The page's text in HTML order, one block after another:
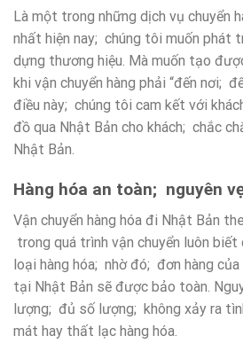
Là một trong những dịch vụ chuyển
nhất hiện nay; chúng tôi muốn phát
dựng thương hiệu. Mà muốn tạo
khi vận chuyển hàng phải “đến nơi;
điều này; chúng tôi cam kết với
đồ qua Nhật Bản cho khách; chắc
Nhật Bản.
Hàng hóa an toàn; nguyên
Vận chuyển hàng hóa đi Nhật Bản
trong quá trình vận chuyển luôn biết
loại hàng hóa; nhờ đó; đơn hàng của
tại Nhật Bản sẽ được bảo toàn.
lượng; đủ số lượng; không xảy ra
mát hay thất lạc hàng hóa.